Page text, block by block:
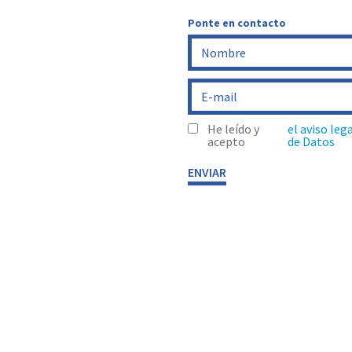
Ponte en contacto
He leído y
acepto
el aviso
de Datos